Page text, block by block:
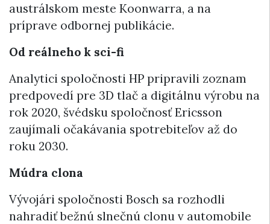
austrálskom meste Koonwarra, a na
príprave odbornej publikácie.
Od reálneho k sci-fi
Analytici spoločnosti HP pripravili zoznam
predpovedí pre 3D tlač a digitálnu výrobu na
rok 2020, švédsku spoločnosť Ericsson
zaujímali očakávania spotrebiteľov až do
roku 2030.
Múdra clona
Vývojári spoločnosti Bosch sa rozhodli
nahradiť bežnú slnečnú clonu v automobile